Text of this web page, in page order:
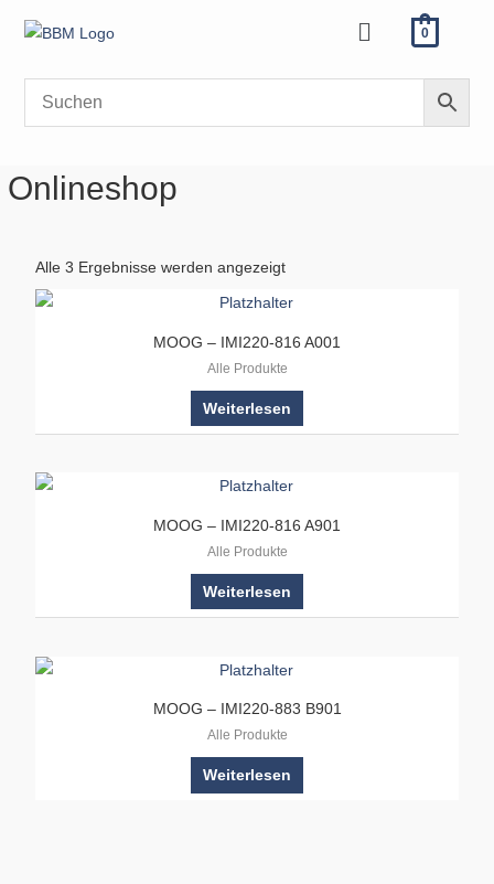
Inhalt
Menü 0
Onlineshop
Alle 3 Ergebnisse werden angezeigt
MOOG – IMI220-816 A001
Alle Produkte
Weiterlesen
MOOG – IMI220-816 A901
Alle Produkte
Weiterlesen
MOOG – IMI220-883 B901
Alle Produkte
Weiterlesen